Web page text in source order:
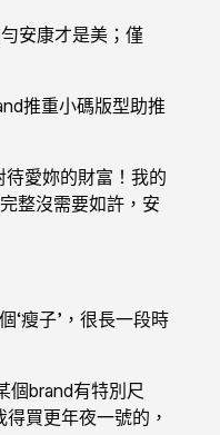
安康才是美；僅
推重小碼版型助推
愛妳的財富！我的
整沒需要如許，安
‘瘦子’，很長一段時
個brand有特別尺
買更年夜一號的，